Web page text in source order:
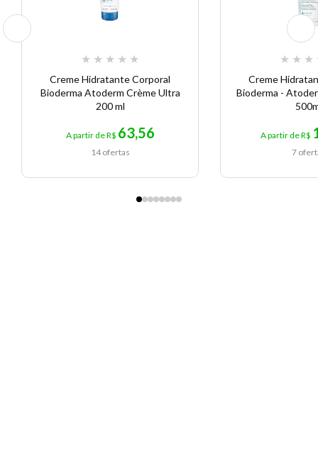
★ ★ ★ ★ ★
Creme Hidratante Corporal
Bioderma Atoderm Crème Ultra
200 ml
A partir de R$ 63,56
14 ofertas
★ ★ ★
Creme
Bioderma -
A partir de R$
7